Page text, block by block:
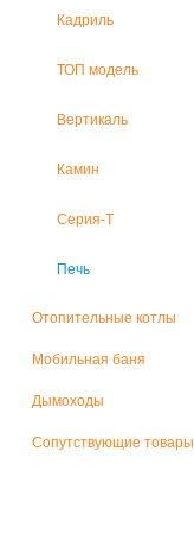
Кадриль
ТОП модель
Вертикаль
Камин
Серия-Т
Печь
Отопительные котлы
Мобильная баня
Дымоходы
Сопутствующие товары